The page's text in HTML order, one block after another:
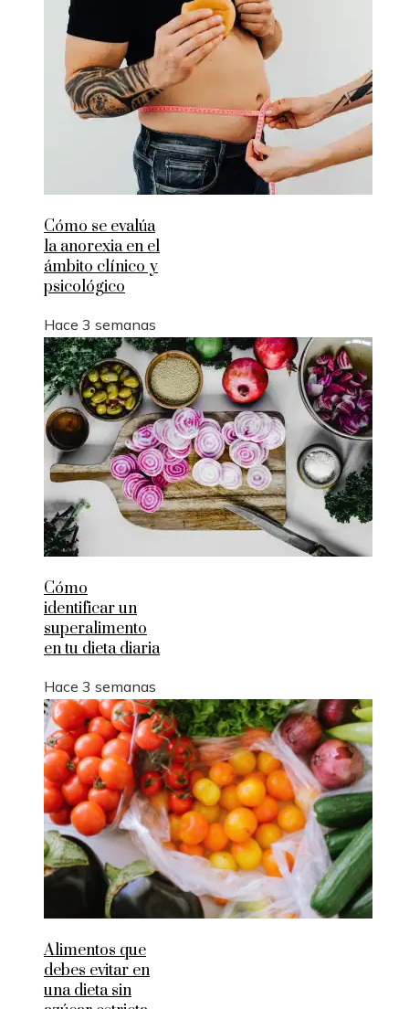
Cómo se evalúa
la anorexia en el
ámbito clínico y
psicológico
Hace 3 semanas
Cómo
identificar un
superalimento
en tu dieta diaria
Hace 3 semanas
Alimentos que
debes evitar en
una dieta sin